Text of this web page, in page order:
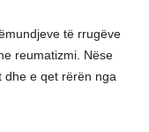
të rrugëve
reumatizmi. Nëse
dhe e qet rërën nga